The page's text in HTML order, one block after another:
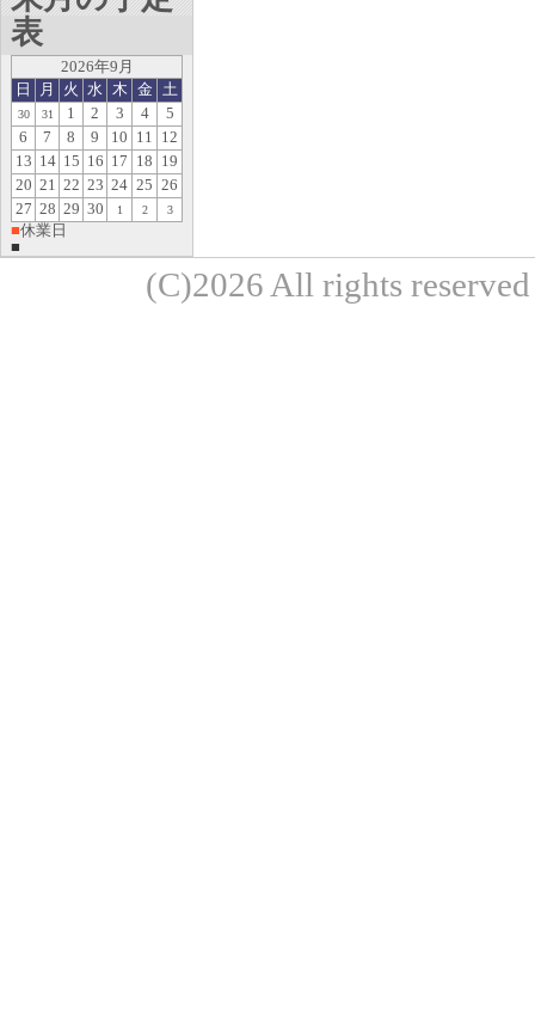
表
2026年9月
日
月 火 水 木 金 土
30 31 1 2 3 4
5
6
7 8 9 10 11
12
13 14 15 16 17 18 19
20 21 22 23 24 25 26
27 28 29 30 1 2 3
■休業日
■
(C)2026 All rights